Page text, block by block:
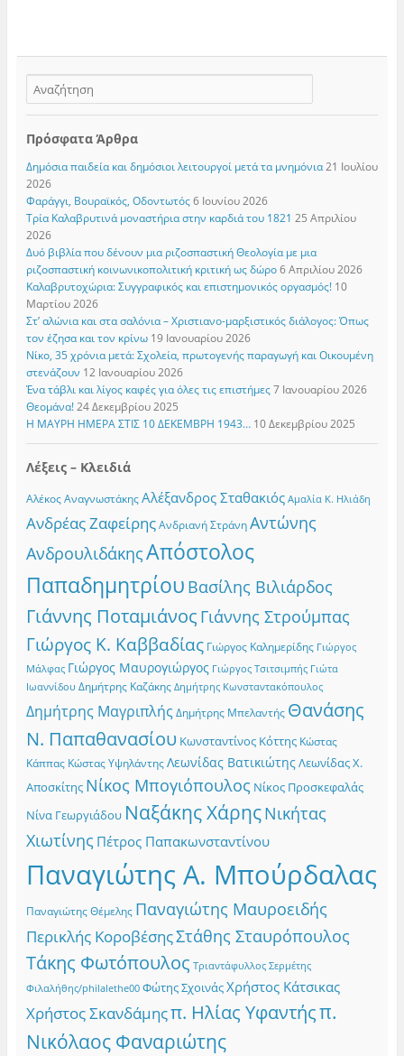
Πρόσφατα Άρθρα
Δημόσια παιδεία και δημόσιοι λειτουργοί μετά τα μνημόνια 21 Ιουλίου
2026
Φαράγγι, Βουραϊκός, Οδοντωτός 6 Ιουνίου 2026
Τρία Καλαβρυτινά μοναστήρια στην καρδιά του 1821 25 Απριλίου
2026
Δυό βιβλία που δένουν μια ριζοσπαστική Θεολογία με μια
ριζοσπαστική κοινωνικοπολιτική κριτική ως δώρο 6 Απριλίου 2026
Καλαβρυτοχώρια: Συγγραφικός και επιστημονικός οργασμός! 10
Μαρτίου 2026
Στ’ αλώνια και στα σαλόνια – Χριστιανο-μαρξιστικός διάλογος: Όπως
τον έζησα και τον κρίνω 19 Ιανουαρίου 2026
Νίκο, 35 χρόνια μετά: Σχολεία, πρωτογενής παραγωγή και Οικουμένη
στενάζουν 12 Ιανουαρίου 2026
Ένα τάβλι και λίγος καφές για όλες τις επιστήμες 7 Ιανουαρίου 2026
Θεομάνα! 24 Δεκεμβρίου 2025
Η ΜΑΥΡΗ ΗΜΕΡΑ ΣΤΙΣ 10 ΔΕΚΕΜΒΡΗ 1943… 10 Δεκεμβρίου 2025
Λέξεις – Κλειδιά
Αλέκος Αναγνωστάκης Αλέξανδρος Σταθακιός Αμαλία Κ. Ηλιάδη
Ανδρέας Ζαφείρης Ανδριανή Στράνη Αντώνης
ΑνδρουλιδάκηςΑπόστολος
Παπαδημητρίου Βασίλης Βιλιάρδος
Γιάννης Ποταμιάνος Γιάννης Στρούμπας
Γιώργος Κ. Καββαδίας Γιώργος Καλημερίδης Γιώργος
Μάλφας Γιώργος Μαυρογιώργος Γιώργος Τσιτσιμπής Γιώτα
Ιωαννίδου Δημήτρης Καζάκης Δημήτρης Κωνσταντακόπουλος
Δημήτρης Μαγριπλής Δημήτρης Μπελαντής Θανάσης
Ν. Παπαθανασίου Κωνσταντίνος Κόττης Κώστας
Κάππας Κώστας Υψηλάντης Λεωνίδας ΒατικιώτηςΛεωνίδας Χ.
Αποσκίτης Νίκος Μπογιόπουλος Νίκος Προσκεφαλάς
Νίνα Γεωργιάδου Ναξάκης ΧάρηςΝικήτας
Χιωτίνης Πέτρος Παπακωνσταντίνου
Παναγιώτης Α. Μπούρδαλας
Παναγιώτης Θέμελης Παναγιώτης Μαυροειδής
Περικλής ΚοροβέσηςΣτάθης Σταυρόπουλος
Τάκης Φωτόπουλος Τριαντάφυλλος Σερμέτης
Φιλαλήθης/philalethe00 Φώτης ΣχοινάςΧρήστος Κάτσικας
Χρήστος Σκανδάμηςπ. Ηλίας Υφαντήςπ.
Νικόλαος Φαναριώτης